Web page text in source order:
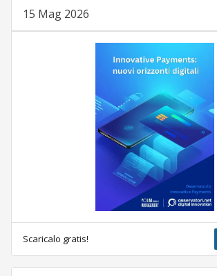
15 Mag 2026
Scaricalo gratis!